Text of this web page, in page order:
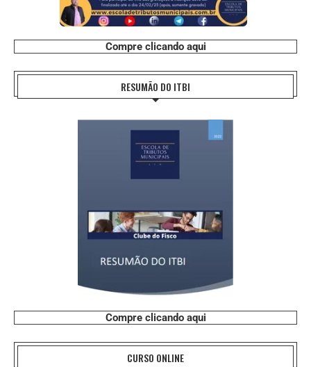
Compre clicando aqui
RESUMÃO DO ITBI
Compre clicando aqui
CURSO ONLINE